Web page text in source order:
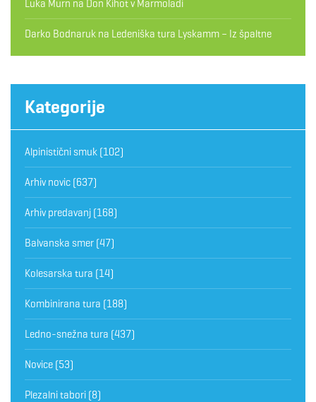
Luka Murn na Don Kihot v Marmoladi
Darko Bodnaruk na Ledeniška tura Lyskamm – Iz špaltne
Kategorije
Alpinistični smuk (102)
Arhiv novic (637)
Arhiv predavanj (168)
Balvanska smer (47)
Kolesarska tura (14)
Kombinirana tura (188)
Ledno-snežna tura (437)
Novice (53)
Plezalni tabori (8)